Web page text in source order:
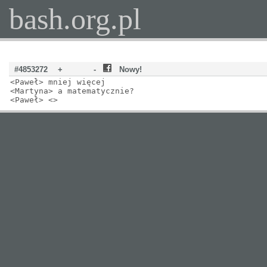
bash.org.pl
#4853272 + -
Nowy!
<Paweł> mniej więcej
<Martyna> a matematycznie?
<Paweł> <>